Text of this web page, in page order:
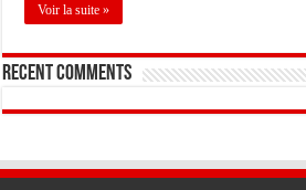
Voir la suite »
Recent Comments